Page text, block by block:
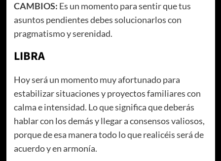
CAMBIOS: Es un momento para sentir que tus
asuntos pendientes debes solucionarlos con
pragmatismo y serenidad.
LIBRA
Hoy será un momento muy afortunado para
estabilizar situaciones y proyectos familiares con
calma e intensidad. Lo que significa que deberás
hablar con los demás y llegar a consensos valiosos,
porque de esa manera todo lo que realicéis será de
acuerdo y en armonía.